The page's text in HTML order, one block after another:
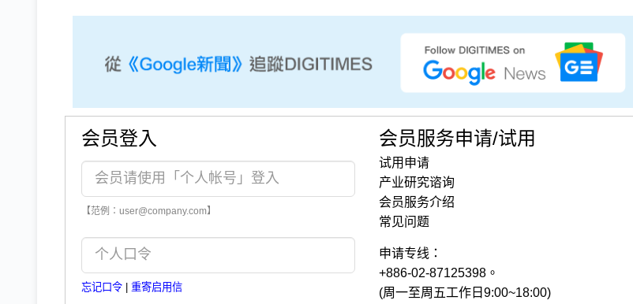
会员登入
【范例：user@company.com】
忘记口令 | 重寄启用信
会员服务申请/试用
试用申请
产业研究谘询
会员服务介绍
常见问题
申请专线：
+886-02-87125398。
(周一至周五工作日9:00~18:00)